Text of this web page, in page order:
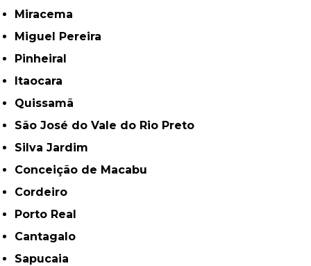
Miracema
Miguel Pereira
Pinheiral
Itaocara
Quissamã
São José do Vale do Rio Preto
Silva Jardim
Conceição de Macabu
Cordeiro
Porto Real
Cantagalo
Sapucaia